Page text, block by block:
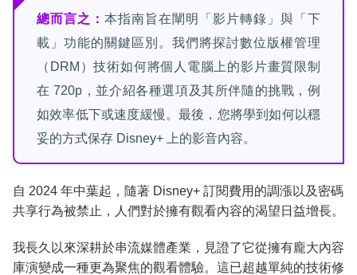
解決方案概覽：評估您的選擇
關於合法性與負責任使用的說明
迪士尼 Plus 下載工具全面比較
總而言之： 本指南旨在闡明「影片轉錄」與「下
載」功能的關鍵區別。我們將探討數位版權管理
（DRM）技術如何將個人電腦上的影片畫質限制
在 720p，並介紹各種選項及其所伴隨的挑戰，例
如效率低下或速度緩慢。最後，您將學到如何以穩
妥的方式保存 Disney+ 上的影音內容。
自 2024 年中葉起，隨著 Disney+ 訂閱費用的調漲以及密碼
共享行為被禁止，人們對於擁有觀看內容的渴望日益增長。
我長久以來深耕於串流媒體產業，見證了它從擁有龐大內容
庫演變成一種更為聚焦的觀看體驗。這已超越單純的技術修